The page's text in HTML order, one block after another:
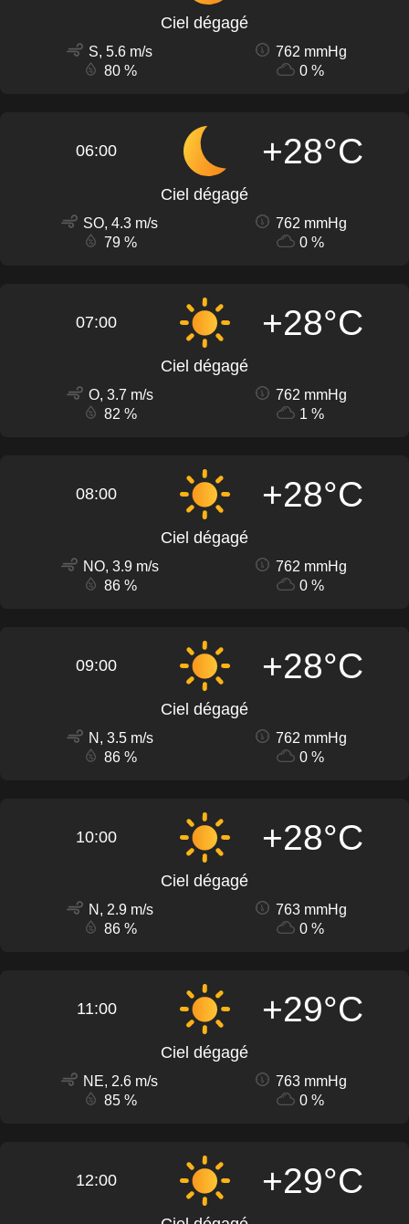
Ciel dégagé
S, 5.6 m/s
762 mmHg
80 %
0 %
06:00 +28°C
Ciel dégagé
SO, 4.3 m/s
762 mmHg
79 %
0 %
07:00 +28°C
Ciel dégagé
O, 3.7 m/s
762 mmHg
82 %
1 %
08:00 +28°C
Ciel dégagé
NO, 3.9 m/s
762 mmHg
86 %
0 %
09:00 +28°C
Ciel dégagé
N, 3.5 m/s
762 mmHg
86 %
0 %
10:00 +28°C
Ciel dégagé
N, 2.9 m/s
763 mmHg
86 %
0 %
11:00 +29°C
Ciel dégagé
NE, 2.6 m/s
763 mmHg
85 %
0 %
12:00 +29°C